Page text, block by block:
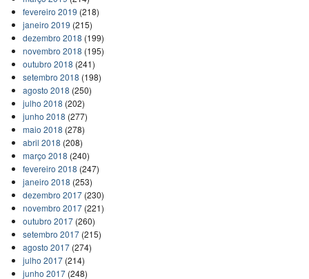
fevereiro 2019 (218)
janeiro 2019 (215)
dezembro 2018 (199)
novembro 2018 (195)
outubro 2018 (241)
setembro 2018 (198)
agosto 2018 (250)
julho 2018 (202)
junho 2018 (277)
maio 2018 (278)
abril 2018 (208)
março 2018 (240)
fevereiro 2018 (247)
janeiro 2018 (253)
dezembro 2017(230)
novembro 2017(221)
outubro 2017(260)
setembro 2017(215)
agosto 2017(274)
julho 2017(214)
junho 2017(248)